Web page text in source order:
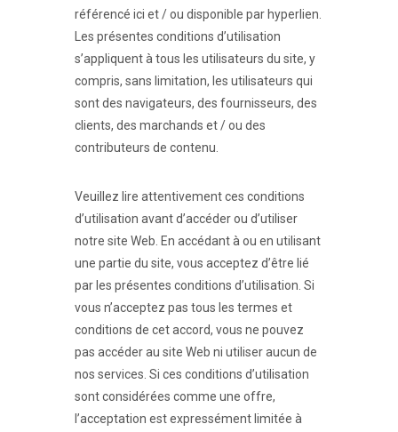
référencé ici et / ou disponible par hyperlien.
Les présentes conditions d’utilisation
s’appliquent à tous les utilisateurs du site, y
compris, sans limitation, les utilisateurs qui
sont des navigateurs, des fournisseurs, des
clients, des marchands et / ou des
contributeurs de contenu.
Veuillez lire attentivement ces conditions
d’utilisation avant d’accéder ou d’utiliser
notre site Web. En accédant à ou en utilisant
une partie du site, vous acceptez d’être lié
par les présentes conditions d’utilisation. Si
vous n’acceptez pas tous les termes et
conditions de cet accord, vous ne pouvez
pas accéder au site Web ni utiliser aucun de
nos services. Si ces conditions d’utilisation
sont considérées comme une offre,
l’acceptation est expressément limitée à